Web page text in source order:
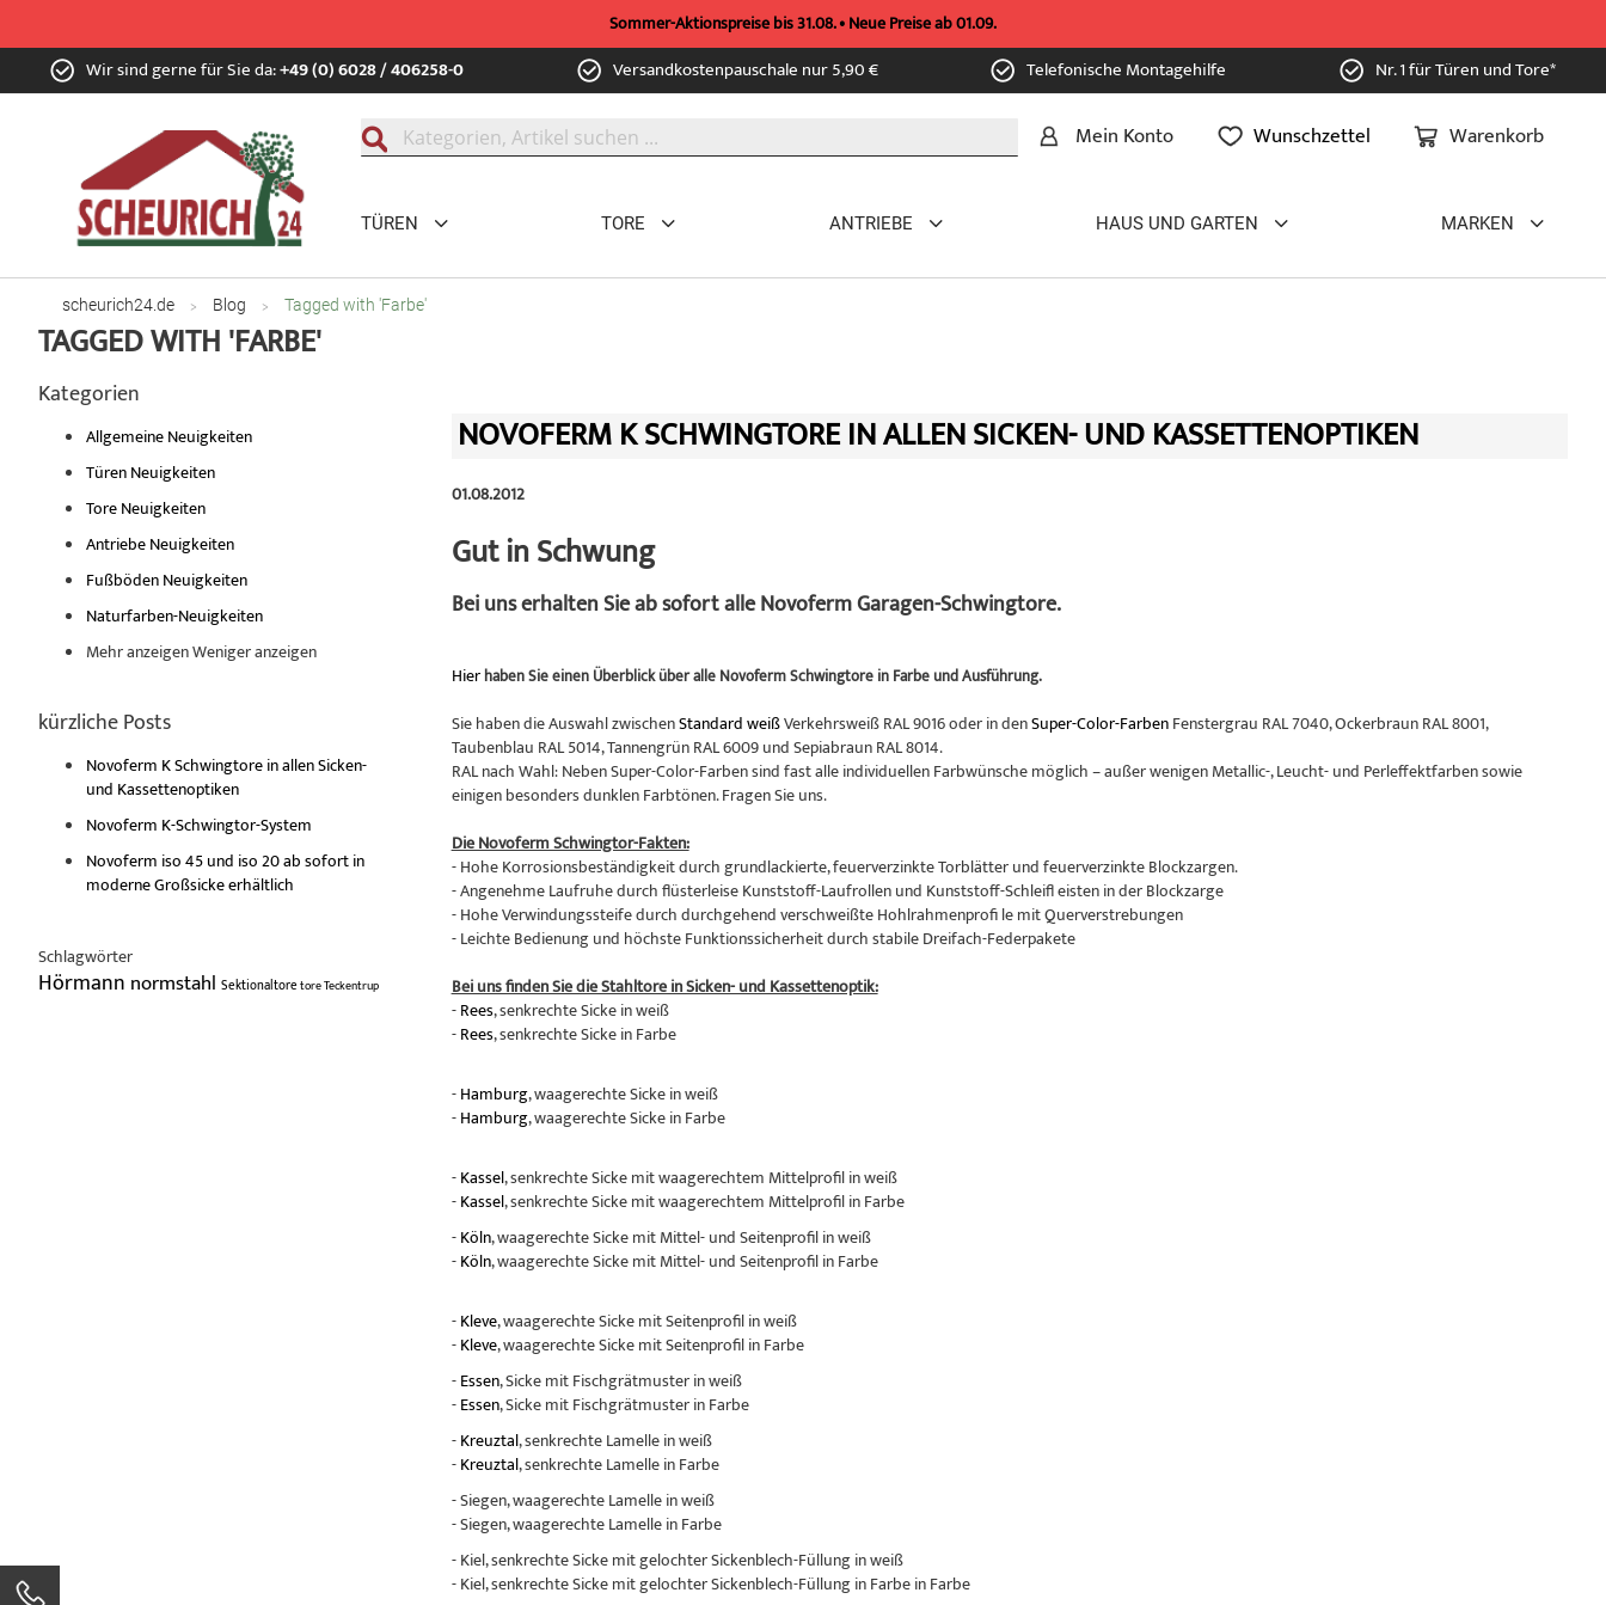
Sommer-Aktionspreise bis 31.08. • Neue Preise ab 01.09.
Zum
Inhalt Wir sind gerne für Sie da:+49 (0) 6028 / 406258-0 Versandkostenpauschale nur 5,90 € Telefonische Montagehilfe Nr. 1 für Türen und Tore*
Warenkorb
Mein Konto Wunschzettel
TÜREN TORE ANTRIEBE HAUS UND GARTEN MARKEN
scheurich24.de Blog Tagged with 'Farbe'
TAGGED WITH 'FARBE'
NOVOFERM K SCHWINGTORE IN ALLEN SICKEN- UND KASSETTENOPTIKEN
01.08.2012
Gut in Schwung
Bei uns erhalten Sie ab sofort alle Novoferm Garagen-Schwingtore.
Hier haben Sie einen Überblick über alle Novoferm Schwingtore in Farbe und Ausführung.
Sie haben die Auswahl zwischenStandard weißVerkehrsweiß RAL 9016 oder in denSuper-Color-FarbenFenstergrau RAL 7040, Ockerbraun RAL 8001,
Taubenblau RAL 5014, Tannengrün RAL 6009 und Sepiabraun RAL 8014.
RAL nach Wahl: Neben Super-Color-Farben sind fast alle individuellen Farbwünsche möglich – außer wenigen Metallic-, Leucht- und Perleffektfarben sowie
einigen besonders dunklen Farbtönen. Fragen Sie uns.
Die Novoferm Schwingtor-Fakten:
- Hohe Korrosionsbeständigkeit durch grundlackierte, feuerverzinkte Torblätter und feuerverzinkte Blockzargen.
- Angenehme Laufruhe durch flüsterleise Kunststoff-Laufrollen und Kunststoff-Schleifl eisten in der Blockzarge
- Hohe Verwindungssteife durch durchgehend verschweißte Hohlrahmenprofi le mit Querverstrebungen
- Leichte Bedienung und höchste Funktionssicherheit durch stabile Dreifach-Federpakete
Bei uns finden Sie die Stahltore in Sicken- und Kassettenoptik:
-Rees, senkrechte Sicke in weiß
-Rees, senkrechte Sicke in Farbe
-Hamburg, waagerechte Sicke in weiß
-Hamburg, waagerechte Sicke in Farbe
-Kassel, senkrechte Sicke mit waagerechtem Mittelprofil in weiß
-Kassel, senkrechte Sicke mit waagerechtem Mittelprofil in Farbe
-Köln, waagerechte Sicke mit Mittel- und Seitenprofil in weiß
-Köln, waagerechte Sicke mit Mittel- und Seitenprofil in Farbe
-Kleve, waagerechte Sicke mit Seitenprofil in weiß
-Kleve, waagerechte Sicke mit Seitenprofil in Farbe
-Essen, Sicke mit Fischgrätmuster in weiß
-Essen, Sicke mit Fischgrätmuster in Farbe
-Kreuztal, senkrechte Lamelle in weiß
-Kreuztal, senkrechte Lamelle in Farbe
- Siegen, waagerechte Lamelle in weiß
- Siegen, waagerechte Lamelle in Farbe
- Kiel, senkrechte Sicke mit gelochter Sickenblech-Füllung in weiß
- Kiel, senkrechte Sicke mit gelochter Sickenblech-Füllung in Farbe in Farbe
Kategorien
Allgemeine Neuigkeiten
Türen Neuigkeiten
Tore Neuigkeiten
Antriebe Neuigkeiten
Fußböden Neuigkeiten
Naturfarben-Neuigkeiten
Mehr anzeigenWeniger anzeigen
kürzliche Posts
Novoferm K Schwingtore in allen Sicken-
und Kassettenoptiken
Novoferm K-Schwingtor-System
Novoferm iso 45 und iso 20 ab sofort in
moderne Großsicke erhältlich
Schlagwörter
Hörmann normstahl SektionaltoretoreTeckentrup